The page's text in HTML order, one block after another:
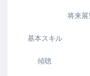
将来展
基本スキル
傾聴